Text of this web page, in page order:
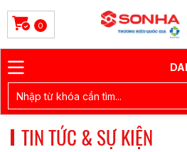
0
TIN TỨC & SỰ KIỆN